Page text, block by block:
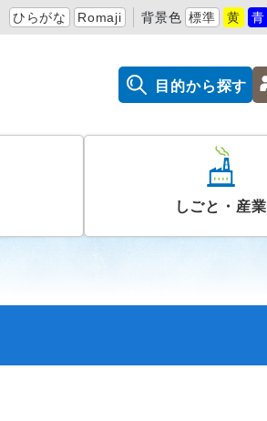
ひらがな Romaji 背景色 標準 黄 青
目的から探す
しごと・産業